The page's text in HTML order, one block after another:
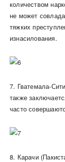
количеством
не может
тяжких
изнасилования.
7. Гватемала-
также
часто
8. Карачи